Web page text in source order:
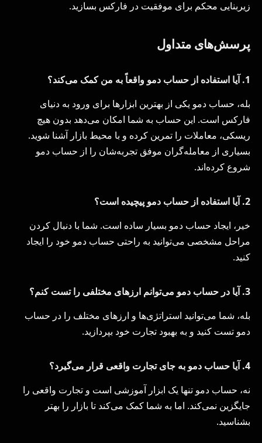
زیربنایی محکم برای موفقیت در فارکس بسازید.
پرسش‌های متداول
1. آیا استفاده از حساب دمو واقعاً به من کمک می‌کند؟
بله، حساب دمو یکی از بهترین ابزارها برای ورود به دنیای
فارکس است. این حساب به شما امکان می‌دهد بدون هیچ
ریسکی، معاملات را تمرین کرده و با محیط بازار آشنا شوید.
بسیاری از معامله‌گران موفق تجربه‌شان را از حساب دمو
شروع کرده‌اند.
2. آیا استفاده از حساب دمو پیچیده است؟
خیر، ایجاد حساب دمو بسیار ساده است. شما با دنبال کردن
مراحل مشخصی می‌توانید به راحتی حساب دمو خود را ایجاد
کنید.
3. آیا در حساب دمو می‌توانم ارزهای مختلفی را تست کنم؟
بله، شما می‌توانید استراتژی‌ها و ارزهای مختلف را در حساب
دمو تست کنید و به بهبود تجارت خود بپردازید.
4. آیا حساب دمو به جای تجارت واقعی قرار می‌گیرد؟
نه، حساب دمو تنها یک ابزار آموزشی است و تجارت واقعی را
جایگزین نمی‌کند. اما به شما کمک می‌کند تا بازار را بهتر
بشناسید.